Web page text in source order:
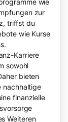
wie
zur
triffst du
wie Kurse
Karriere
sowohl
bieten
nachhaltige
finanzielle
Weiteren